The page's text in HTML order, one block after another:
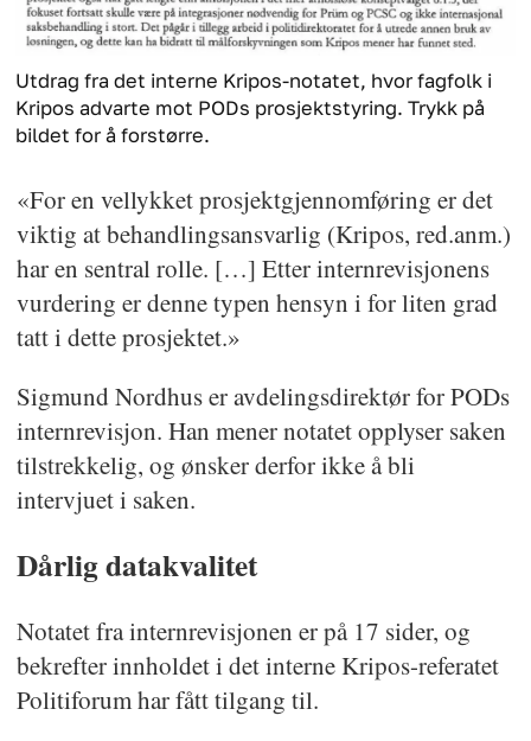
Utdrag fra det interne Kripos-notatet, hvor fagfolk i
Kripos advarte mot PODs prosjektstyring. Trykk på
bildet for å forstørre.
«For en vellykket prosjektgjennomføring er det
viktig at behandlingsansvarlig (Kripos, red.anm.)
har en sentral rolle. […] Etter internrevisjonens
vurdering er denne typen hensyn i for liten grad
tatt i dette prosjektet.»
Sigmund Nordhus er avdelingsdirektør for PODs
internrevisjon. Han mener notatet opplyser saken
tilstrekkelig, og ønsker derfor ikke å bli
intervjuet i saken.
Dårlig datakvalitet
Notatet fra internrevisjonen er på 17 sider, og
bekrefter innholdet i det interne Kripos-referatet
Politiforum har fått tilgang til.